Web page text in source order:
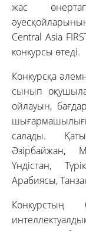
жас
Central Asia
конкурсы өтеді.
Конкурсқа
сынып
ойлауын,
салады.
Әзірбайжан,
Үндістан,
Арабиясы,
Конкурстың